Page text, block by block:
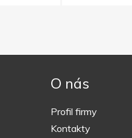
O nás
Profil firmy
Kontakty